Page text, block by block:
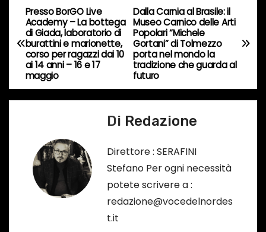
c
o
r
s
o
…
N
a
v
i
Dalla Carnia al Brasile: il
Museo Carnico delle Arti
Popolari “Michele
Gortani” di Tolmezzo
porta nel mondo la
tradizione che guarda al
futuro
Presso BorGO Live
Academy – La bottega
di Giada, laboratorio di
burattini e marionette,
corso per ragazzi dai 10
ai 14 anni – 16 e 17
maggio
Di Redazione
Direttore : SERAFINI
Stefano Per ogni necessità
potete scrivere a :
redazione@vocedelnordes
t.it